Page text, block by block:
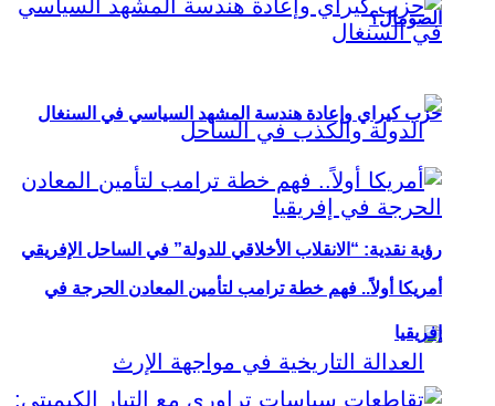
الصومال؟
رؤية نقدية: “الانقلاب الأخلاقي للدولة” في الساحل الإفريقي
حزب كيراي وإعادة هندسة المشهد السياسي في السنغال
أمريكا أولاً.. فهم خطة ترامب لتأمين المعادن الحرجة في
إفريقيا